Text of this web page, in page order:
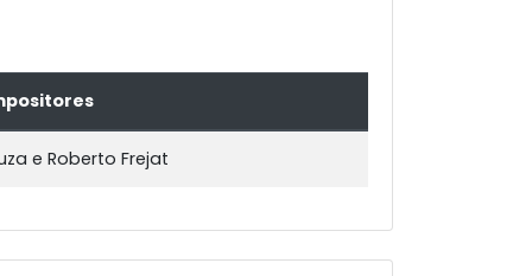
e Roberto Frejat